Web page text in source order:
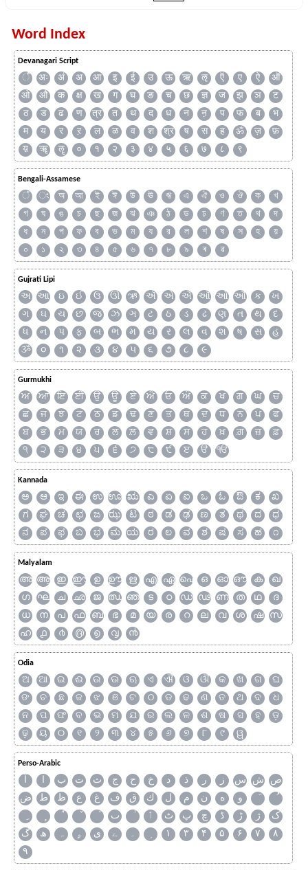
Word Index
Devanagari Script
ँ अः अं अ आ इ ई उ ऊ ऋ ऌ ऍ ए ऐ
ऑ
ओ
औ क क्ष ख ग घ ङ च छ ज्ञ ज झ ञ
ट
ठ
ड ढ ण त्र त थ द ध न ऩ प फ ब
भ
म
य र ऱ ल ळ व श श्र ष स ह ॐ ज़
फ़
य़
ॠ ॡ ० १ २ ३ ४ ५ ६ ७ ८ ९
Bengali-Assamese
ঁ ং অ আ ই ঈ উ ঊ ঋ এ ঐ ও ঔ ক
খ
গ
ঘ ঙ চ ছ জ ঝ ঞ ঠ ড ঢ ণ ত থ
দ
ধ
ন প ফ ব ভ ম য র ল শ ষ স হ
য়
০
১ ২ ৩ ৪ ৫ ৬ ৭ ৮ ৯ ৰ ৱ
Gujrati Lipi
અ આ ઇ ઈ ઉ ઊ ઋ ઍ એ ઐ ઑ ઓ ઔ ક
ખ
ગ
ઘ ચ છ જ ઝ ઞ ટ ઠ ડ ઢ ણ ત થ
દ
ધ
ન પ ફ બ ભ મ ય ર લ વ શ ષ સ
હ
ૐ
૦ ૧ ૨ ૩ ૪ ૫ ૬ ૭ ૮ ૯
Gurmukhi
ਅ ਆ ਇ ਈ ਉ ਊ ਏ ਐ ਓ ਔ ਕ ਖ ਗ ਘ
ਚ
ਛ
ਜ ਝ ਟ ਠ ਡ ਢ ਣ ਤ ਥ ਦ ਧ ਨ ਪ
ਫ
ਬ
ਭ ਮ ਯ ਰ ਲ ਲ਼ ਵ ਸ਼ ਸ ਹ ਖ਼ ਗ਼ ਜ਼
ਫ਼
੧
੨ ੩ ੪ ੫ ੬ ੭ ੮ ੯ ੲ ੳ ੴ
Kannada
ಅ ಆ ಇ ಈ ಉ ಊ ಋ ಎ ಏ ಐ ಒ ಓ ಔ ಕ
ಖ
ಗ
ಘ ಚ ಛ ಜ ಝ ಟ ಠ ಡ ಢ ಣ ತ ಥ ದ
ಧ
ನ
ಪ ಫ ಬ ಭ ಮ ಯ ರ ಲ ವ ಶ ಷ ಸ ಹ ೧
Malyalam
അ ആ ഇ ഈ ഉ ഊ ഋ എ ഏ ഐ ഒ ഓ ഔ ക
ഖ
ഗ
ഘ ച ഛ ജ ഝ ഞ ട ഠ ഡ ഢ ണ ത ഥ
ദ
ധ
ന പ ഫ ബ ഭ മ യ ര റ ല വ ശ ഷ
സ
ഹ
൧ ൪ ൫ ൭ ൮ ൯
Odia
ଅ ଆ ଇ ଈ ଉ ଊ ଋ ଏ ଐ ଓ ଔ କ ଖ ଗ
ଘ
ଙ
ଚ ଛ ଜ ଝ ଞ ଟ ଠ ଡ ଢ ଣ ତ ଥ ଦ
ଧ
ନ
ପ ଫ ବ ଭ ମ ଯ ର ଲ ଳ ଶ ଷ ସ ହ
ଡ଼
ଢ଼
ୟ ୦ ୧ ୨ ୩ ୪ ୫ ୬ ୭ ୮ ୯ ୱ
Perso-Arabic
آ ا ب ت ث ج ح خ د ذ ر ز س ش ص
ض
ط ظ ع غ ف ق ك ل م ن ه
و
ٮ
ٲ ٹ پ چ ڈ ڑ ژ
ک
گ
ھ ہ ۄ ی ے ۔ ۱ ۳ ۴ ۵ ۶ ۷
۸
۹